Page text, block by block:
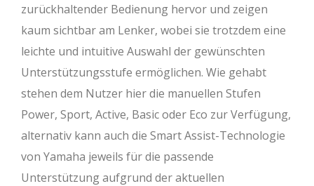
zurückhaltender Bedienung hervor und zeigen
kaum sichtbar am Lenker, wobei sie trotzdem eine
leichte und intuitive Auswahl der gewünschten
Unterstützungsstufe ermöglichen. Wie gehabt
stehen dem Nutzer hier die manuellen Stufen
Power, Sport, Active, Basic oder Eco zur Verfügung,
alternativ kann auch die Smart Assist-Technologie
von Yamaha jeweils für die passende
Unterstützung aufgrund der aktuellen